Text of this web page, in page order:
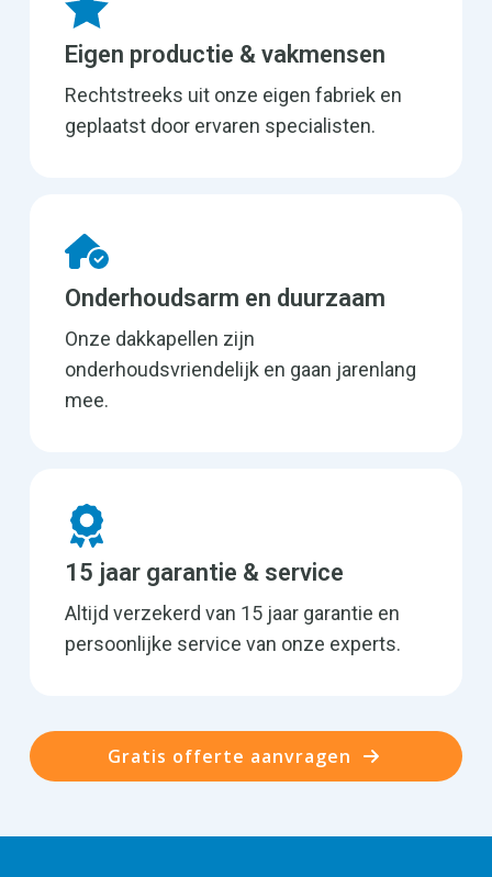
Eigen productie & vakmensen
Rechtstreeks uit onze eigen fabriek en
geplaatst door ervaren specialisten.
Onderhoudsarm en duurzaam
Onze dakkapellen zijn
onderhoudsvriendelijk en gaan jarenlang
mee.
15 jaar garantie & service
Altijd verzekerd van 15 jaar garantie en
persoonlijke service van onze experts.
Gratis offerte aanvragen